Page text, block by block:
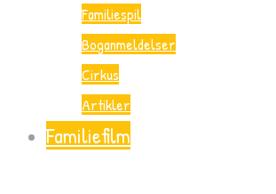
Familiespil
Boganmeldelser
Cirkus
Artikler
Familiefilm